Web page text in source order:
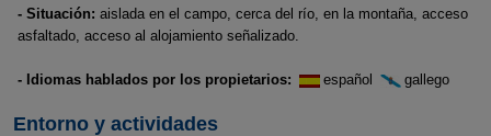
- Situación: aislada en el campo, cerca del río, en la montaña, acceso
asfaltado, acceso al alojamiento señalizado.
- Idiomas hablados por los propietarios: español gallego
Entorno y actividades